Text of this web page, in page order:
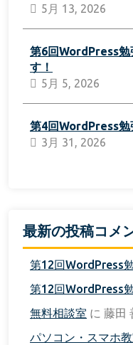
5月 13, 2026
第6回WordPress勉
す！
5月 5, 2026
第4回WordPress勉
3月 31, 2026
最新の投稿コメ
第12回WordPress
第12回WordPress
無料相談室 に 藤田
パソコン・スマホ